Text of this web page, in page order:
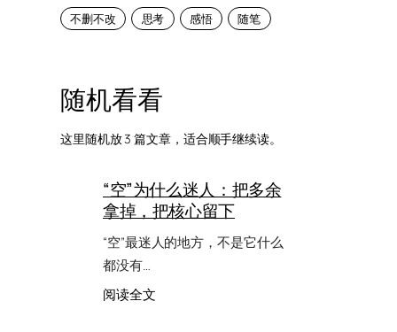
不删不改 思考 感悟 随笔
随机看看
这里随机放 3 篇文章，适合顺手继续读。
“空”为什么迷人：把多余
拿掉，把核心留下
“空”最迷人的地方，不是它什么
都没有…
阅读全文：